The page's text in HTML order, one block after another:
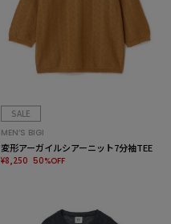
SALE
MEN’S BIGI
変形アーガイルシアーニット7分袖TEE
¥8,250 50%OFF